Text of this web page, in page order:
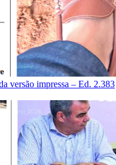
versão impressa – Ed. 2.383